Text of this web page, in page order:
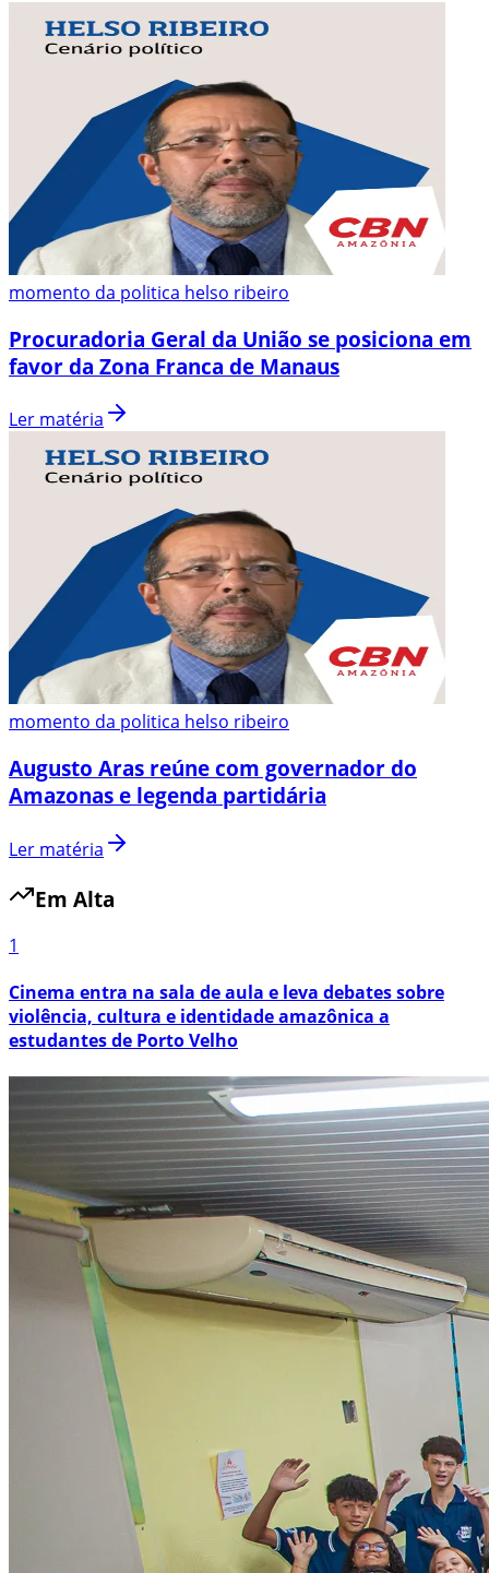
momento da politica helso ribeiro
Procuradoria Geral da União se posiciona em
favor da Zona Franca de Manaus
Ler matéria
momento da politica helso ribeiro
Augusto Aras reúne com governador do
Amazonas e legenda partidária
Ler matéria
Em Alta
1
Cinema entra na sala de aula e leva debates sobre
violência, cultura e identidade amazônica a
estudantes de Porto Velho